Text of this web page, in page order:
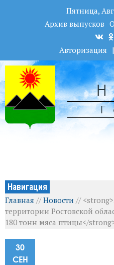
Пятница,
Архив выпусков
Авторизация |
Навигация
Главная //Новости //
территории Ростовской
180 тонн мяса птицы</
30
СЕН